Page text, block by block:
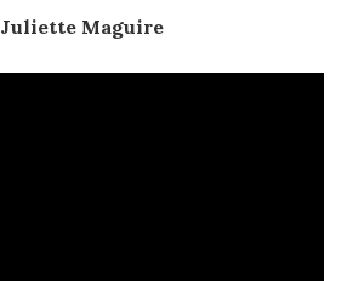
Juliette Maguire